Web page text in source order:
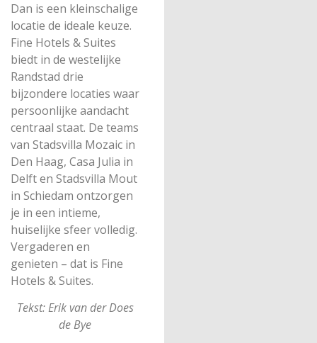
Dan is een kleinschalige
locatie de ideale keuze.
Fine Hotels & Suites
biedt in de westelijke
Randstad drie
bijzondere locaties waar
persoonlijke aandacht
centraal staat. De teams
van Stadsvilla Mozaic in
Den Haag, Casa Julia in
Delft en Stadsvilla Mout
in Schiedam ontzorgen
je in een intieme,
huiselijke sfeer volledig.
Vergaderen en
genieten – dat is Fine
Hotels & Suites.
Tekst: Erik van der Does
de Bye